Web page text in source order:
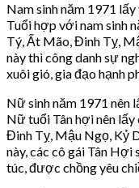
Nam sinh năm 1971
Tuổi hợp với nam sinh
Tý, Ất Mão, Đinh Tỵ,
này thì công danh sự
xuôi gió, gia đạo hạnh
Nữ sinh năm 1971 nên
Nữ tuổi Tân hợi nên
Đinh Tỵ, Mậu Ngọ, Kỷ
này, các cô gái Tân
túc, được chồng yêu